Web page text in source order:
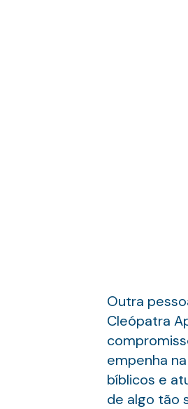
Outra
Cleópatra
empenha
bíblicos e
de algo tão